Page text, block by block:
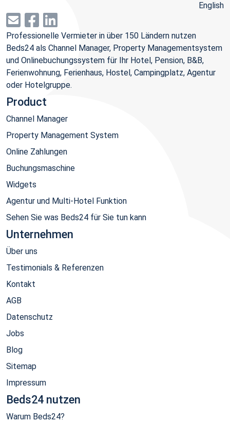
English
Professionelle Vermieter in über 150 Ländern nutzen
Beds24 als Channel Manager, Property Managementsystem
und Onlinebuchungssystem für Ihr Hotel, Pension, B&B,
Ferienwohnung, Ferienhaus, Hostel, Campingplatz, Agentur
oder Hotelgruppe.
Product
Channel Manager
Property Management System
Online Zahlungen
Buchungsmaschine
Widgets
Agentur und Multi-Hotel Funktion
Sehen Sie was Beds24 für Sie tun kann
Unternehmen
Über uns
Testimonials & Referenzen
Kontakt
AGB
Datenschutz
Jobs
Blog
Sitemap
Impressum
Beds24 nutzen
Warum Beds24?